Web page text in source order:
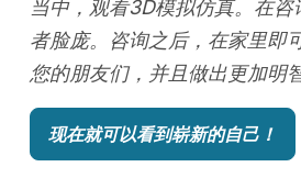
当中，观看3D模拟仿真。在
者脸庞。咨询之后，在家里即
您的朋友们，并且做出更加明
现在就可以看到崭新的自己！